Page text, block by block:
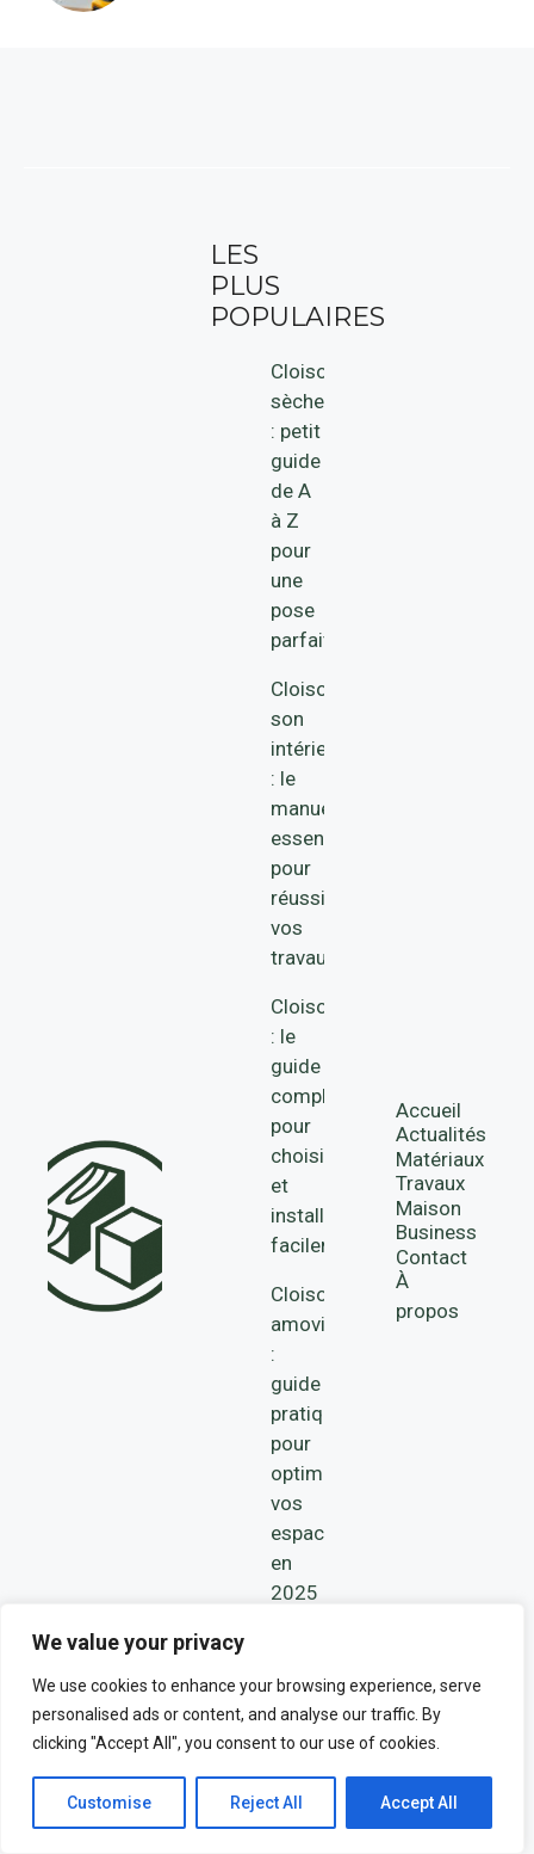
We value your privacy
We use cookies to enhance your browsing experience, serve
personalised ads or content, and analyse our traffic. By
clicking "Accept All", you consent to our use of cookies.
Customise Reject All Accept All
LES
PLUS
POPULAIRES
Cloison
sèche
: petit
guide
de A
à Z
pour
une
pose
parfaite
Cloisonner
son
intérieur
: le
manuel
essentiel
pour
réussir
vos
travaux
Cloison
: le
guide
complet
pour
choisir
et
installer
facilement
Cloisons
amovibles
:
guide
pratique
pour
optimiser
vos
espaces
en
2025
essentielles
importation
Accueil
Actualités
Matériaux
Travaux
Maison
Business
Contact
À
propos